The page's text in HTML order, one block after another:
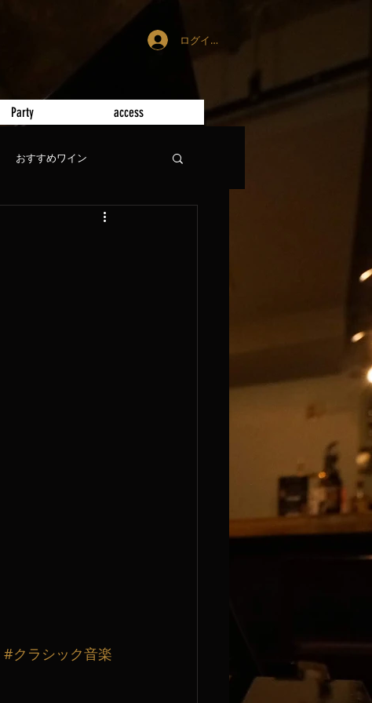
ログイン
Party access
おすすめワイン
#クラシック音楽